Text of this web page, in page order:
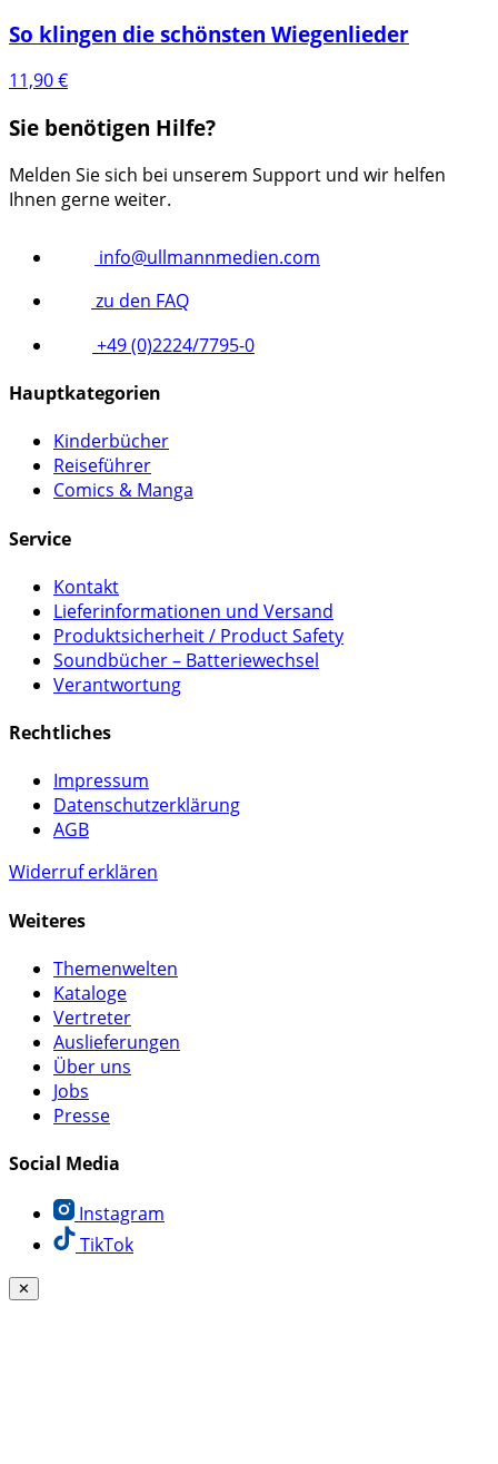
So klingen die schönsten Wiegenlieder
11,90€
Sie benötigen Hilfe?
Melden Sie sich bei unserem Support und wir helfen
Ihnen gerne weiter.
info@ullmannmedien.com
zu den FAQ
+49 (0)2224/7795-0
Hauptkategorien
Kinderbücher
Reiseführer
Comics & Manga
Service
Kontakt
Lieferinformationen und Versand
Produktsicherheit / Product Safety
Soundbücher – Batteriewechsel
Verantwortung
Rechtliches
Impressum
Datenschutzerklärung
AGB
Widerruf erklären
Weiteres
Themenwelten
Kataloge
Vertreter
Auslieferungen
Über uns
Jobs
Presse
Social Media
Instagram
TikTok
✕